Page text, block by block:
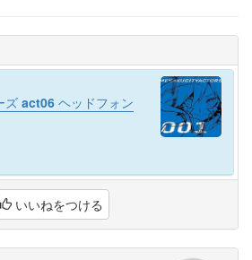
ズ act06 ヘッドフォン
いいねをつける